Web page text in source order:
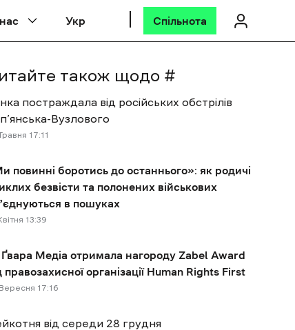
Укр Спільнота
також щодо #
постраждала від російських обстрілів
Вузлового
17:11
повинні боротись до останнього»: як родичі
безвісти та полонених військових
в пошуках
13:39
Ґвара Медіа отримала нагороду Zabel Award
правозахисної організації Human Rights First
17:16
від середи 28 грудня